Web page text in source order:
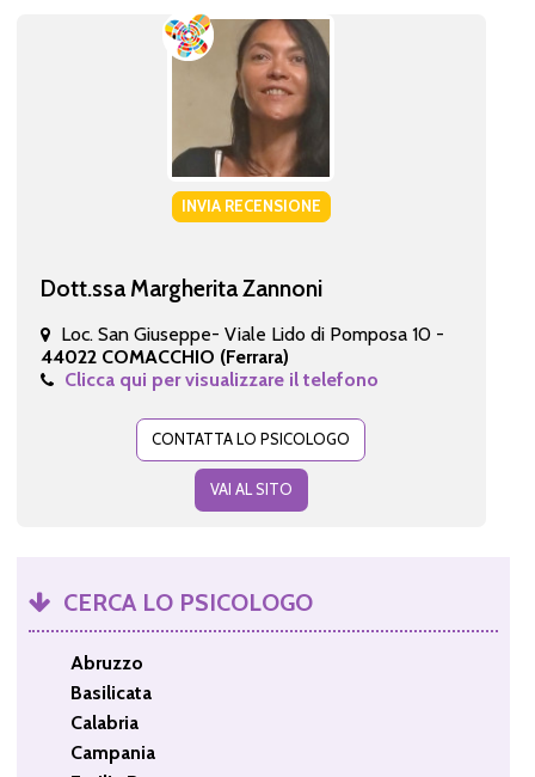
INVIA RECENSIONE
Dott.ssa Margherita Zannoni
Loc. San Giuseppe- Viale Lido di Pomposa 10 -
44022 COMACCHIO (Ferrara)
Clicca qui per visualizzare il telefono
CONTATTA LO PSICOLOGO
VAI AL SITO
CERCA LO PSICOLOGO
Abruzzo
Basilicata
Calabria
Campania